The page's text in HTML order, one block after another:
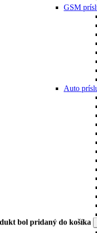
GSM
Auto
bol pridaný do košíka